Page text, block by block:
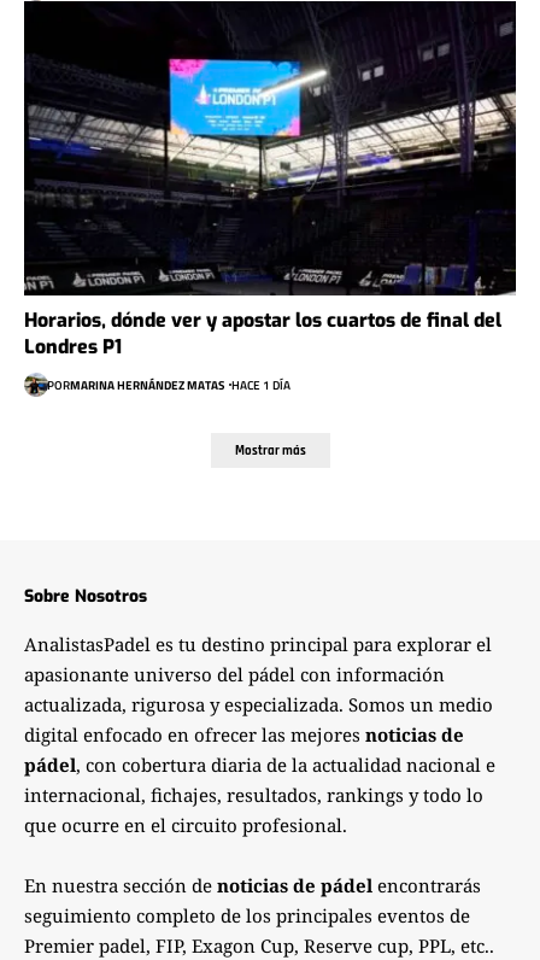
Horarios, dónde ver y apostar los cuartos de final del
Londres P1
PORMARINA HERNÁNDEZ MATAS HACE 1 DÍA
Mostrar más
Sobre Nosotros
AnalistasPadel es tu destino principal para explorar el
apasionante universo del pádel con información
actualizada, rigurosa y especializada. Somos un medio
digital enfocado en ofrecer las mejores noticias de
pádel, con cobertura diaria de la actualidad nacional e
internacional, fichajes, resultados, rankings y todo lo
que ocurre en el circuito profesional.
En nuestra sección de noticias de pádel encontrarás
seguimiento completo de los principales eventos de
Premier padel, FIP, Exagon Cup, Reserve cup, PPL, etc..